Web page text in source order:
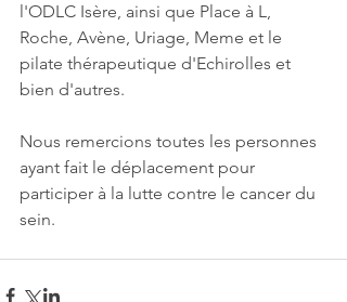
l'ODLC Isère, ainsi que Place à L,
Roche, Avène, Uriage, Meme et le
pilate thérapeutique d'Echirolles et
bien d'autres.
Nous remercions toutes les personnes
ayant fait le déplacement pour
participer à la lutte contre le cancer du
sein.